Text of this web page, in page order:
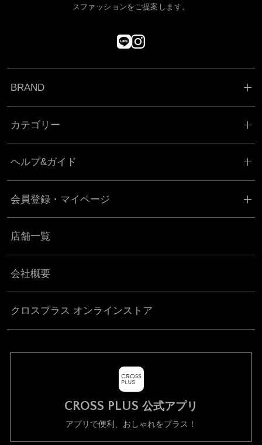
スファッションをご提案します。
BRAND
カテゴリー
ヘルプ&ガイド
会員登録・マイページ
店舗一覧
会社概要
クロスプラス オンラインストア
CROSS PLUS 公式アプリ
アプリで便利、おしゃれをプラス！